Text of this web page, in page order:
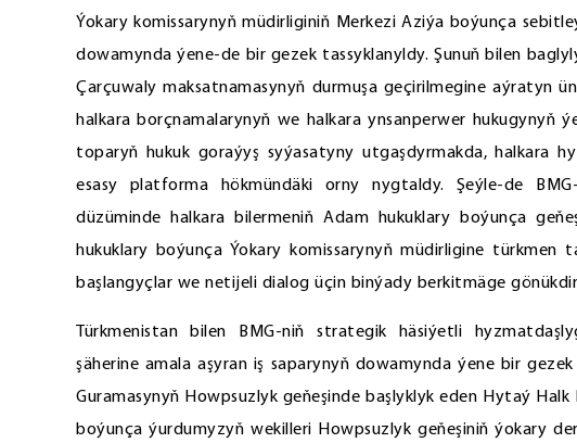
Ýokary komissarynyň müdirliginiň Merkezi Aziýa boýunça
dowamynda ýene-de bir gezek tassyklanyldy. Şunuň bilen
Çarçuwaly maksatnamasynyň durmuşa geçirilmegine aýratyn
halkara borçnamalarynyň we halkara ynsanperwer hukugynyň
toparyň hukuk goraýyş syýasatyny utgaşdyrmakda, halkara
esasy platforma hökmündäki orny nygtaldy. Şeýle-de
düzüminde halkara bilermeniň Adam hukuklary boýunça
hukuklary boýunça Ýokary komissarynyň müdirligine türkmen
başlangyçlar we netijeli dialog üçin binýady berkitmäge
Türkmenistan bilen BMG-niň strategik häsiýetli
şäherine amala aşyran iş saparynyň dowamynda ýene bir
Guramasynyň Howpsuzlyk geňeşinde başlyklyk eden Hytaý
boýunça ýurdumyzyň wekilleri Howpsuzlyk geňeşiniň ýokary